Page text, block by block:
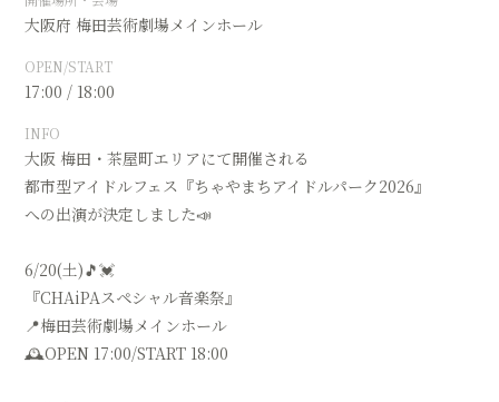
BLOG
MOVIE
PHOTO
会員登録 ログイン
大阪府 梅田芸術劇場メインホール
OPEN/START
17:00 / 18:00
INFO
大阪 梅田・茶屋町エリアにて開催される
都市型アイドルフェス『ちゃやまちアイドルパーク2026』
への出演が決定しました📣
6/20(土)🎵💓
『CHAiPAスペシャル音楽祭』
📍梅田芸術劇場メインホール
🕰️OPEN 17:00/START 18:00